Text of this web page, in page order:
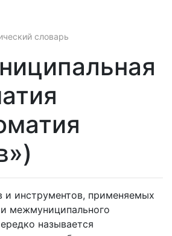
словарь
и инструментов, применяемых
межмуниципального
называется